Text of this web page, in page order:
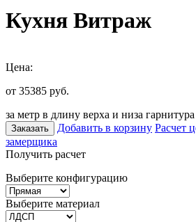
Кухня Витраж
Цена:
от 35385 руб.
за метр в длину верха и низа гарнитура
Заказать Добавить в корзину Расчет
замерщика
Получить расчет
Выберите конфигурацию
Выберите материал